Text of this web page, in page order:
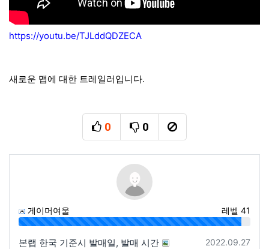
https://youtu.be/TJLddQDZECA
새로운 맵에 대한 트레일러입니다.
0
추천
0
비추천신고
게이머여울 레벨 41
96%
등록일
2022.09.27
본랩 한국 기준시 발매일, 발매 시간